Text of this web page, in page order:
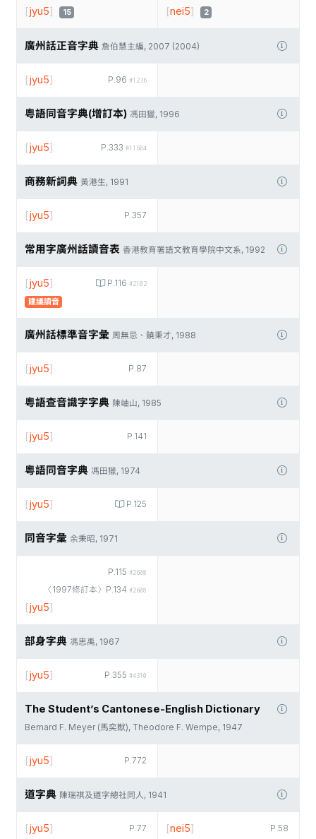
[jyu5] 15 [nei5] 2
廣州話正音字典 詹伯慧主編, 2007 (2004)
P.96 #1236
[jyu5]
粵語同音字典(增訂本) 馮田獵, 1996
P.333 #11604
[jyu5]
商務新詞典 黃港生, 1991
P.357
[jyu5]
常用字廣州話讀音表 香港教育署語文教育學院中文系, 1992
P.116 #2102
[jyu5]
建議讀音
廣州話標準音字彙 周無忌、饒秉才, 1988
P.87
[jyu5]
粵語查音識字字典 陳岫山, 1985
P.141
[jyu5]
粵語同音字典 馮田獵, 1974
P.125
[jyu5]
同音字彙 余秉昭, 1971
P.115 #2608
〈1997修訂本〉P.134 #2608
[jyu5]
部身字典 馮思禹, 1967
P.355 #4310
[jyu5]
The Student’s Cantonese-English Dictionary
Bernard F. Meyer (馬奕猷), Theodore F. Wempe, 1947
P.772
[jyu5]
道字典 陳瑞祺及道字總社同人, 1941
P.77
[jyu5] P.58
[nei5]